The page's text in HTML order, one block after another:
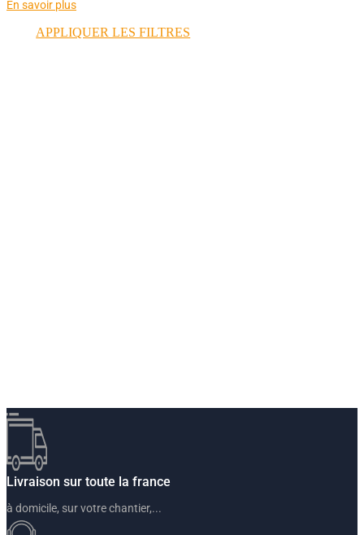
En savoir plus
APPLIQUER LES FILTRES
Livraison sur toute la france
à domicile, sur votre chantier,...